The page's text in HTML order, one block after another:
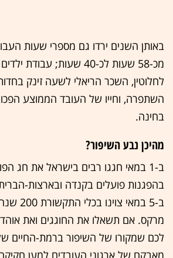
באותן השנים ירדו גם מספרי שעות
מכ-58 שעות לכ-40 שעות;
לחלוטין, השכר הריאלי לשעה זינק
השתפרה, וחייו של העובד הממוצע הפכו
בחינה.
מהיכן נבע השיפור?
ב-1 במאי חגגו רבים בישראל את חג
ב-5
מרקס. אם תשאלו את החוגגים ואת
לכם שמקורו של השיפור ברמת-החיים
מאבקם של ארגוני העובדים למען חקיקה